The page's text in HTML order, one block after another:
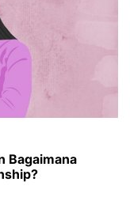
Bagaimana